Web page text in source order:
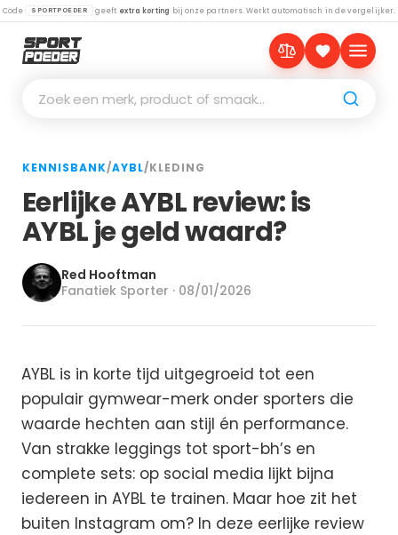
Code SPORTPOEDER geeft extra korting bij onze partners. Werkt automatisch in de vergelijker.
Zoek een merk, product of smaak…
KENNISBANK/AYBL/KLEDING
Eerlijke AYBL review: is
AYBL je geld waard?
Red Hooftman
Fanatiek Sporter · 08/01/2026
AYBL is in korte tijd uitgegroeid tot een
populair gymwear-merk onder sporters die
waarde hechten aan stijl én performance.
Van strakke leggings tot sport-bh’s en
complete sets: op social media lijkt bijna
iedereen in AYBL te trainen. Maar hoe zit het
buiten Instagram om? In deze eerlijke review